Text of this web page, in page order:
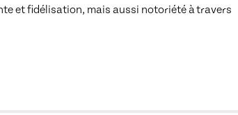
et fidélisation, mais aussi notoriété à travers